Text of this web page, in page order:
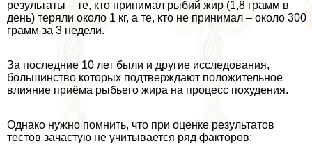
результаты – те, кто принимал рыбий жир (1,8 грамм в
день) теряли около 1 кг, а те, кто не принимал – около 300
грамм за 3 недели.
За последние 10 лет были и другие исследования,
большинство которых подтверждают положительное
влияние приёма рыбьего жира на процесс похудения.
Однако нужно помнить, что при оценке результатов
тестов зачастую не учитывается ряд факторов: